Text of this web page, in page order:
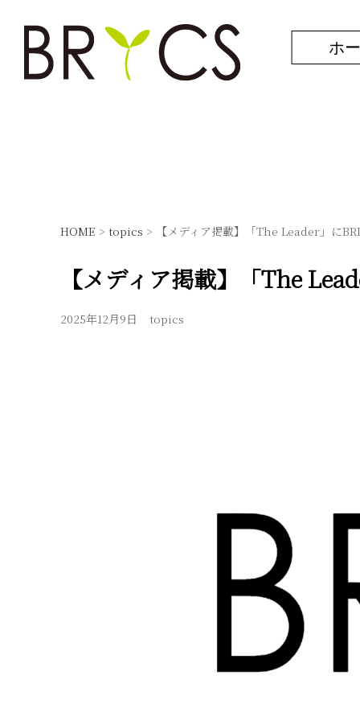
ホ
HOME >topics > 【メディア掲載】「The Leader」に
【メディア掲載】「The
2025年12月9日 topics